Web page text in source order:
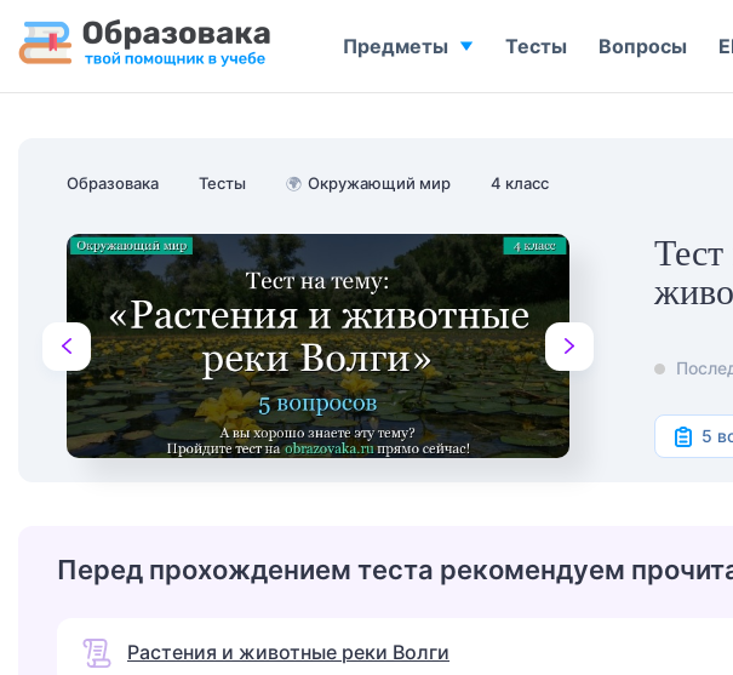
Образовака Тесты 🌍 Окружающий мир 4 класс
5
Перед прохождением теста рекомендуем
Растения и животные реки Волги
Предметы Тесты Вопросы